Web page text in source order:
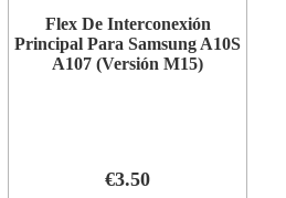
Flex De Interconexión
Principal Para Samsung A10S
A107 (Versión M15)
€3.50